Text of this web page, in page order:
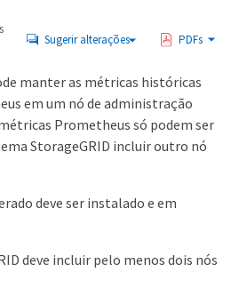
Sugerir alterações PDFs
manter as métricas históricas
em um nó de administração
Prometheus só podem ser
StorageGRID incluir outro nó
deve ser instalado e em
deve incluir pelo menos dois nós